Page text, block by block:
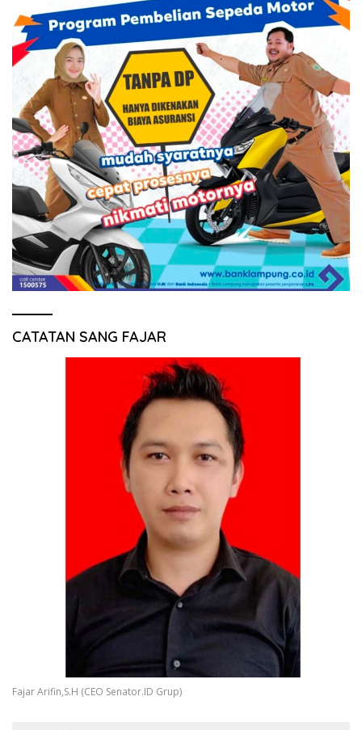
CATATAN SANG FAJAR
Fajar Arifin,S.H (CEO Senator.ID Grup)